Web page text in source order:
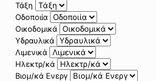
Τάξη
Οδοποιία
Οικοδομικά
Υδραυλικά
Λιμενικά
Ηλεκτρ/κά
Βιομ/κά Ενεργ